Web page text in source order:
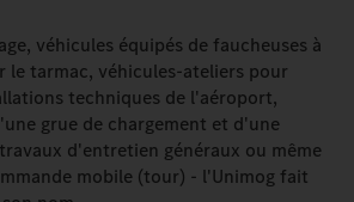
véhicules équipés de faucheuses à
le tarmac, véhicules-ateliers pour
techniques de l'aéroport,
grue de chargement et d'une
d'entretien généraux ou même
mobile (tour) - l'Unimog fait